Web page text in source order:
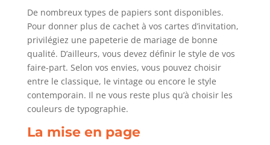
De nombreux types de papiers sont disponibles.
Pour donner plus de cachet à vos cartes d’invitation,
privilégiez une papeterie de mariage de bonne
qualité. D’ailleurs, vous devez définir le style de vos
faire-part. Selon vos envies, vous pouvez choisir
entre le classique, le vintage ou encore le style
contemporain. Il ne vous reste plus qu’à choisir les
couleurs de typographie.
La mise en page